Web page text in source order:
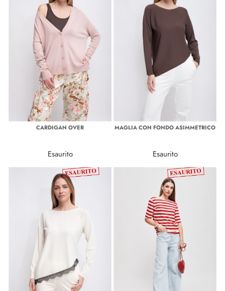
CARDIGAN OVER
Esaurito
MAGLIA CON FONDO ASIMMETRICO
Esaurito